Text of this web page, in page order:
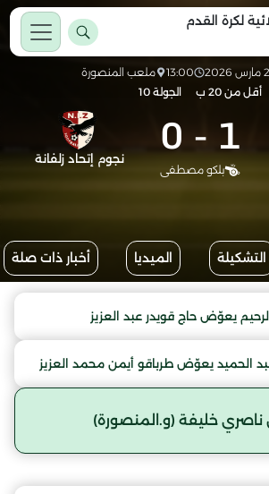
لكرة القدم
13:00
ملعب المنصورة
أقل من 20 ب
الجولة 10
1
-
0
بلكو مصطفى
نجوم إتحاد زلفانة
التشكيلة الميديا أخبار ذات صلة
يعوّض حاج قويدر عبد العزيز
الحميد يعوّض طرباقو أيمن محمد العزيز
خليفة (و.المنصورة)